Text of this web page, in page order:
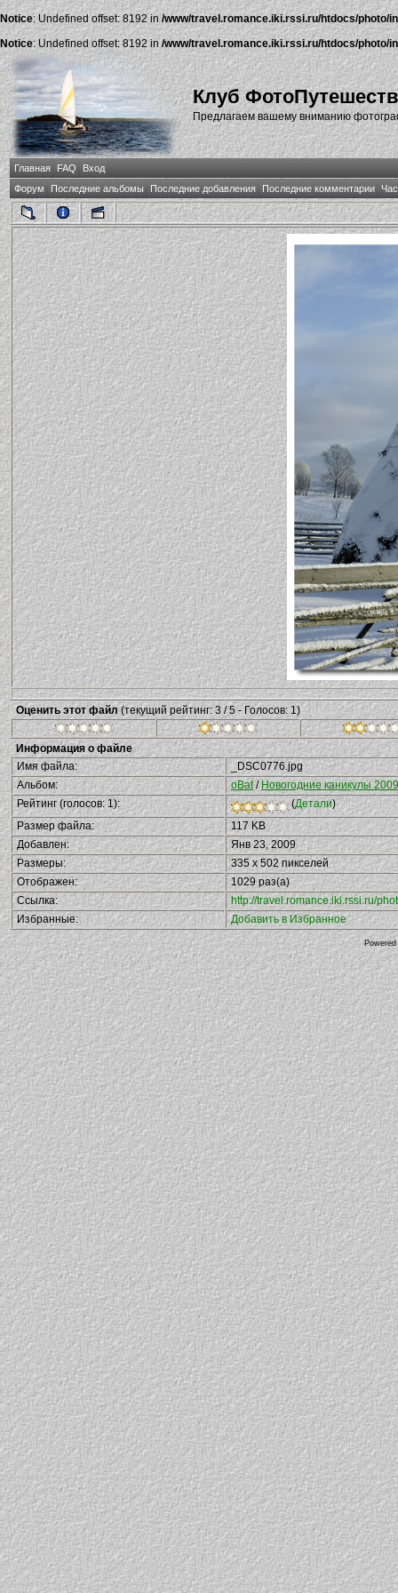
Notice: Undefined offset: 8192 in /www/travel.romance.iki.rssi.ru/htdocs/photo/
Notice: Undefined offset: 8192 in/www/travel.romance.iki.rssi.ru/htdocs/photo/
Клуб
Предлагаем вашему вниманию
Главная FAQ
Вход
Форум
Последние альбомы Последние добавления Последние комментарии
Оценить этот файл (текущий рейтинг: 3 / 5 - Голосов: 1)
Информация о файле
Имя файла:
_DSC0776.jpg
Альбом:
oBat/ Новогодние каникулы
Рейтинг (голосов: 1):
(Детали)
Размер файла:
117 KB
Добавлен:
Янв 23, 2009
Размеры:
335 x 502 пикселей
Отображен:
1029 раз(а)
Ссылка:
http://travel.romance.iki.rssi.ru/
Избранные:
Добавить в Избранное